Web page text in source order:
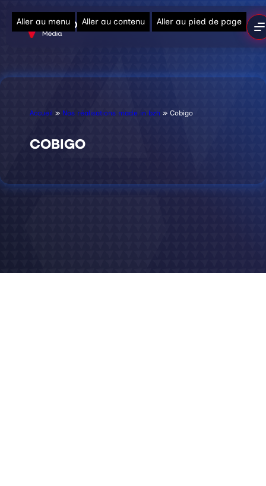
Aller au menu Aller au contenu Aller au pied de page
Accueil » Nos réalisations made in bzh » Cobigo
COBIGO